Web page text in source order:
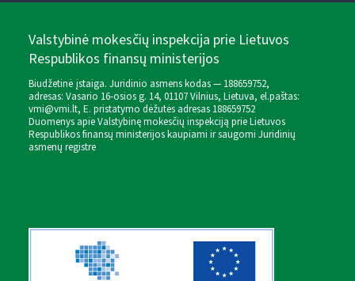
Valstybinė mokesčių inspekcija prie Lietuvos
Respublikos finansų ministerijos
Biudžetinė įstaiga. Juridinio asmens kodas — 188659752,
adresas: Vasario 16-osios g. 14, 01107 Vilnius, Lietuva, el.paštas:
vmi@vmi.lt, E. pristatymo dėžutės adresas 188659752
Duomenys apie Valstybinę mokesčių inspekciją prie Lietuvos
Respublikos finansų ministerijos kaupiami ir saugomi Juridinių
asmenų registre